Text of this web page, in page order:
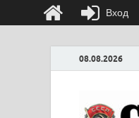
08.08.2026
Вход